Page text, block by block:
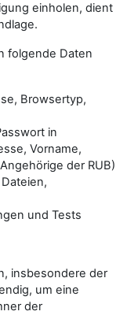
einholen, dient
folgende Daten
Browsertyp,
in
Vorname,
der RUB)
und Tests
insbesondere der
um eine
der